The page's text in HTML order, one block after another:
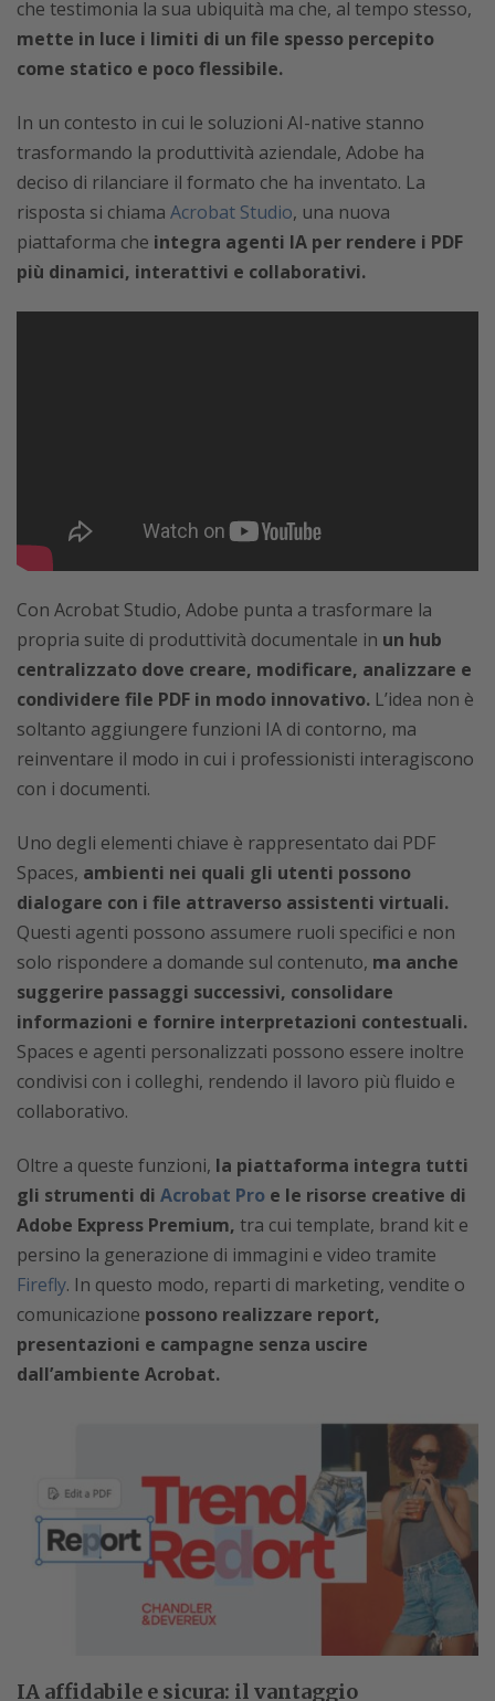
che testimonia la sua ubiquità ma che, al tempo stesso,
mette in luce i limiti di un file spesso percepito
come statico e poco flessibile.
In un contesto in cui le soluzioni AI-native stanno
trasformando la produttività aziendale, Adobe ha
deciso di rilanciare il formato che ha inventato. La
risposta si chiama Acrobat Studio, una nuova
piattaforma che integra agenti IA per rendere i PDF
più dinamici, interattivi e collaborativi.
Con Acrobat Studio, Adobe punta a trasformare la
propria suite di produttività documentale in un hub
centralizzato dove creare, modificare, analizzare e
condividere file PDF in modo innovativo. L’idea non è
soltanto aggiungere funzioni IA di contorno, ma
reinventare il modo in cui i professionisti interagiscono
con i documenti.
Uno degli elementi chiave è rappresentato dai PDF
Spaces, ambienti nei quali gli utenti possono
dialogare con i file attraverso assistenti virtuali.
Questi agenti possono assumere ruoli specifici e non
solo rispondere a domande sul contenuto, ma anche
suggerire passaggi successivi, consolidare
informazioni e fornire interpretazioni contestuali.
Spaces e agenti personalizzati possono essere inoltre
condivisi con i colleghi, rendendo il lavoro più fluido e
collaborativo.
Oltre a queste funzioni, la piattaforma integra tutti
gli strumenti di Acrobat Pro e le risorse creative di
Adobe Express Premium, tra cui template, brand kit e
persino la generazione di immagini e video tramite
Firefly. In questo modo, reparti di marketing, vendite o
comunicazione possono realizzare report,
presentazioni e campagne senza uscire
dall’ambiente Acrobat.
IA affidabile e sicura: il vantaggio